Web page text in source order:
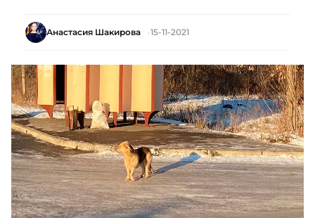
Анастасия Шакирова 15-11-2021